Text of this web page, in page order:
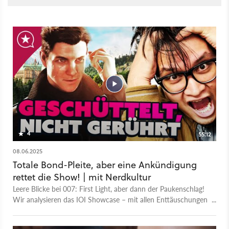
4
55:12
08.06.2025
Totale Bond-Pleite, aber eine Ankündigung
rettet die Show! | mit Nerdkultur ​
Leere Blicke bei 007: First Light, aber dann der Paukenschlag!
Wir analysieren das IOI Showcase – mit allen Enttäuschungen